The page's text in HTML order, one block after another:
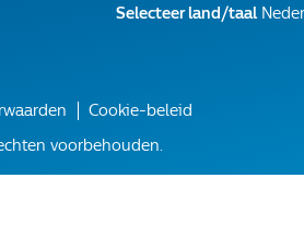
Cookie-beleid
voorbehouden.
Selecteer land/taal